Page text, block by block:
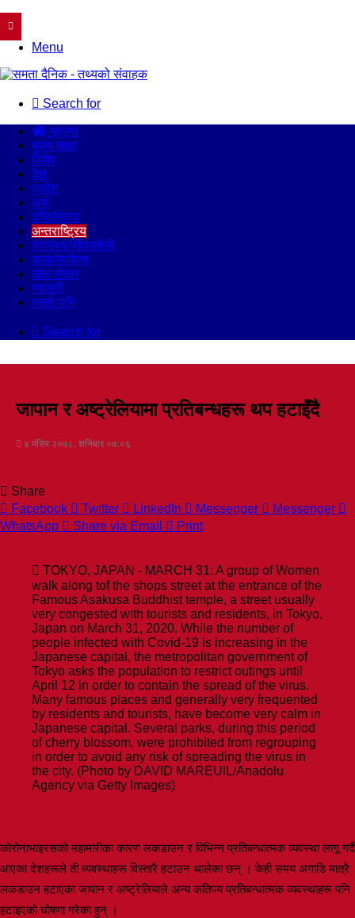
Menu
Search for
गृहपृष्ठ
मुख्य खबर
विशेष
देश
प्रदेश
अर्थ
दृष्टि/संवाद
अन्तराष्ट्रिय
स्वास्थ्य/जीवनशैली
कला/साहित्य
खेल संसार
ग्यालरी
यस्तो पनि
Search for
जापान र अष्ट्रेलियामा प्रतिबन्धहरू थप हटाइँदै
४ मंसिर २०७८, शनिबार ०७:०६
Share
Facebook
Twitter LinkedIn Messenger
Messenger
WhatsApp
Share via Email Print
TOKYO, JAPAN - MARCH 31: A group of Women
walk along tof the shops street at the entrance of the
Famous Asakusa Buddhist temple, a street usually
very congested with tourists and residents, in Tokyo,
Japan on March 31, 2020. While the number of
people infected with Covid-19 is increasing in the
Japanese capital, the metropolitan government of
Tokyo asks the population to restrict outings until
April 12 in order to contain the spread of the virus.
Many famous places and generally very frequented
by residents and tourists, have become very calm in
Japanese capital. Several parks, during this period
of cherry blossom, were prohibited from regrouping
in order to avoid any risk of spreading the virus in
the city. (Photo by DAVID MAREUIL/Anadolu
Agency via Getty Images)
कोरोनाभाइरसको महामारीका कारण लकडाउन र विभिन्न प्रतिबन्धात्मक व्यवस्था लागू गर्दै
आएका देशहरूले ती व्यवस्थाहरू विस्तारै हटाउन थालेका छन् । केही समय अगाडि मात्रै
लकडाउन हटाएका जापान र अष्ट्रेलियाले अन्य कतिपय प्रतिबन्धात्मक व्यवस्थाहरू पनि
हटाइएको घोषणा गरेका हुन् ।